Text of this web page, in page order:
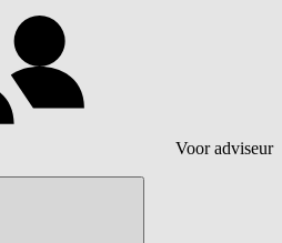
Voor adviseur